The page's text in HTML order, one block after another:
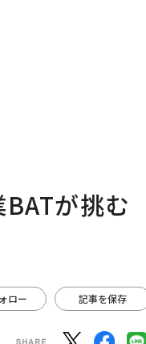
が挑む
ロー 記事を保存